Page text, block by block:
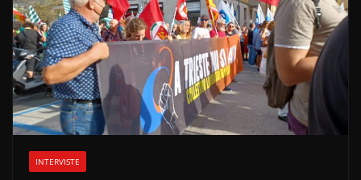
INTERVISTE